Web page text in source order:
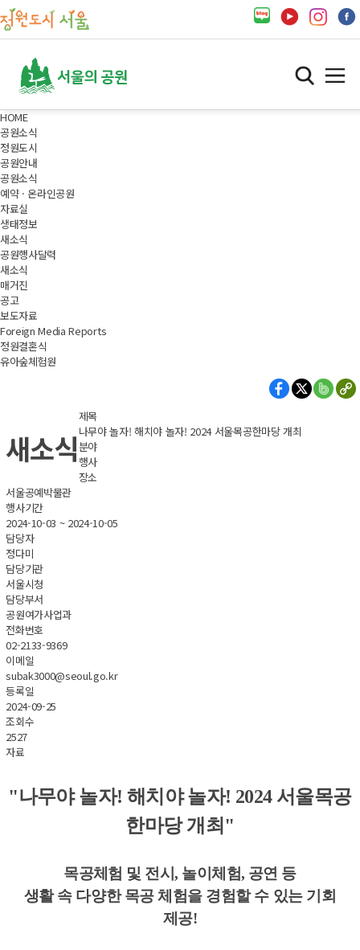
HOME
공원소식
정원도시
공원안내
공원소식
예약 · 온라인공원
자료실
생태정보
새소식
공원행사달력
새소식
매거진
공고
보도자료
Foreign Media Reports
정원결혼식
유아숲체험원
새소식
제목
나무야 놀자! 해치야 놀자! 2024 서울목공한마당 개최
분야
행사
장소
서울공예박물관
행사기간
2024-10-03 ~ 2024-10-05
담당자
정다미
담당기관
서울시청
담당부서
공원여가사업과
전화번호
02-2133-9369
이메일
subak3000@seoul.go.kr
등록일
2024-09-25
조회수
2527
자료
"나무야 놀자! 해치야 놀자! 2024 서울목공
한마당 개최 "
목공체험 및 전시, 놀이체험, 공연 등
생활 속 다양한 목공 체험을 경험할 수 있는 기회
제공!